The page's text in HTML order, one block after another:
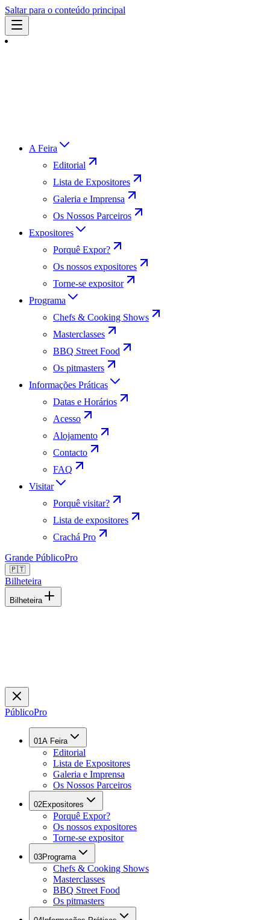
Saltar para o conteúdo principal
A Feira
Editorial
Lista de Expositores
Galeria e Imprensa
Os Nossos Parceiros
Expositores
Porquê Expor?
Os nossos expositores
Torne-se expositor
Programa
Chefs & Cooking Shows
Masterclasses
BBQ Street Food
Os pitmasters
Informações Práticas
Datas e Horários
Acesso
Alojamento
Contacto
FAQ
Visitar
Porquê visitar?
Lista de expositores
Crachá Pro
Grande PúblicoPro
🇵🇹
Bilheteira
Bilheteira
PúblicoPro
01A Feira
Editorial
Lista de Expositores
Galeria e Imprensa
Os Nossos Parceiros
02Expositores
Porquê Expor?
Os nossos expositores
Torne-se expositor
03Programa
Chefs & Cooking Shows
Masterclasses
BBQ Street Food
Os pitmasters